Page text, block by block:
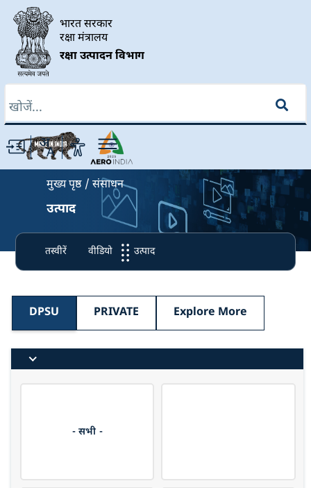
Skip to main content
भारत सरकार
रक्षा मंत्रालय
रक्षा उत्पादन विभाग
मुख्य पृष्ठ संसाधन
उत्पाद
तस्वीरें वीडियो उत्पाद
DPSU PRIVATE Explore More
- सभी -